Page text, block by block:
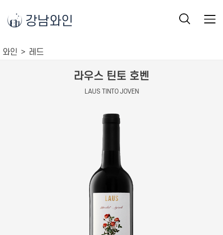
강남와인
와인 레드
라우스 틴토 호벤
LAUS TINTO JOVEN